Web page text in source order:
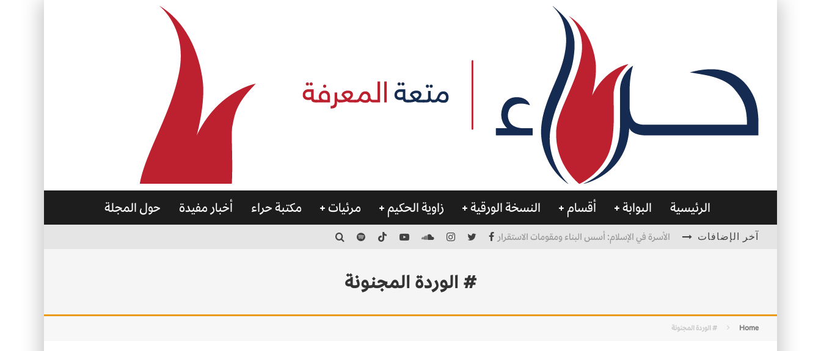
الرئيسية البوابة أقسام النسخة الورقية زاوية الحكيم مرئيات مكتبة حراء أخبار مفيدة حول المجلة
آخر الإضافات الأسرة في الإسلام: أسس البناء ومقومات الاستقرار
# الوردة المجنونة
Home # الوردة المجنونة